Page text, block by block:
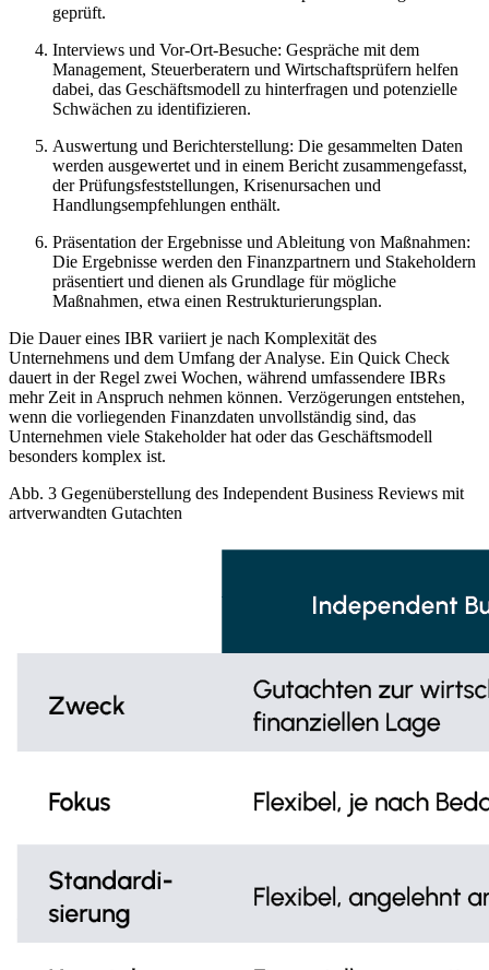
geprüft.
Interviews und Vor-Ort-Besuche: Gespräche mit dem
Management, Steuerberatern und Wirtschaftsprüfern helfen
dabei, das Geschäftsmodell zu hinterfragen und potenzielle
Schwächen zu identifizieren.
Auswertung und Berichterstellung: Die gesammelten Daten
werden ausgewertet und in einem Bericht zusammengefasst,
der Prüfungsfeststellungen, Krisenursachen und
Handlungsempfehlungen enthält.
Präsentation der Ergebnisse und Ableitung von Maßnahmen:
Die Ergebnisse werden den Finanzpartnern und Stakeholdern
präsentiert und dienen als Grundlage für mögliche
Maßnahmen, etwa einen Restrukturierungsplan.
Die Dauer eines IBR variiert je nach Komplexität des
Unternehmens und dem Umfang der Analyse. Ein Quick Check
dauert in der Regel zwei Wochen, während umfassendere IBRs
mehr Zeit in Anspruch nehmen können. Verzögerungen entstehen,
wenn die vorliegenden Finanzdaten unvollständig sind, das
Unternehmen viele Stakeholder hat oder das Geschäftsmodell
besonders komplex ist.
Abb. 3 Gegenüberstellung des Independent Business Reviews mit
artverwandten Gutachten